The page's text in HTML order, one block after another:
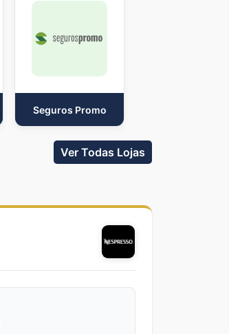
Seguros Promo
Ver Todas Lojas